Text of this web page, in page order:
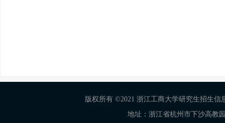
版权所有 ©2021 浙江工商大学研究生招生信
地址：浙江省杭州市下沙高教